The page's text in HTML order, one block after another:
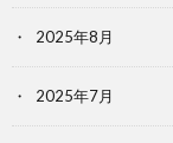
2025年8月
2025年7月